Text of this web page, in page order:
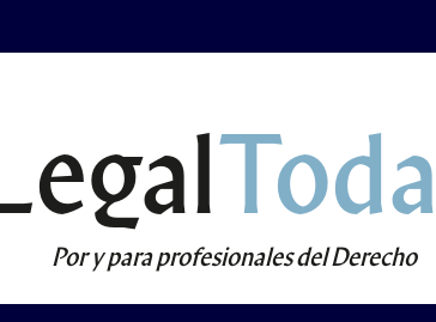
Por y para profesionales del Derecho